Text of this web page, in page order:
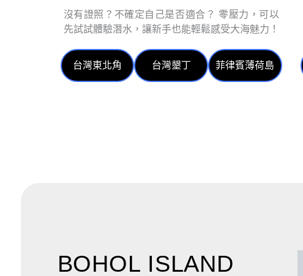
沒有證照？不確定自己是否適合？ 零壓力，可以
先試試體驗潛水，讓新手也能輕鬆感受大海魅力！
台灣東北角 台灣墾丁 菲律賓薄荷島
BOHOL ISLAND